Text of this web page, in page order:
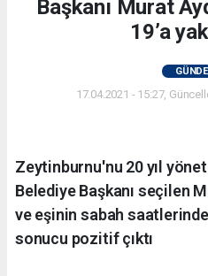
Başkanı Murat
19’a
17.04.2021 - 15:27,
Zeytinburnu'nu 20 yıl
Belediye Başkanı seçilen
ve eşinin sabah
sonucu pozitif çıktı